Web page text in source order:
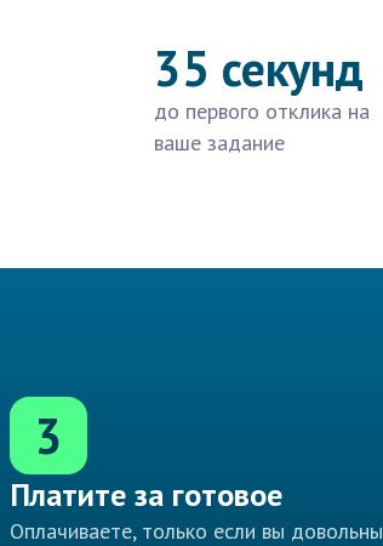
35 секунд
до первого отклика на
ваше задание
3
Платите за готовое
Оплачиваете, только если вы довольны